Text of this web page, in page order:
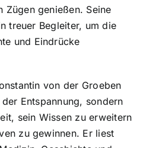
Zügen genießen. Seine
treuer Begleiter, um die
und Eindrücke
von der Groeben
Entspannung, sondern
sein Wissen zu erweitern
zu gewinnen. Er liest